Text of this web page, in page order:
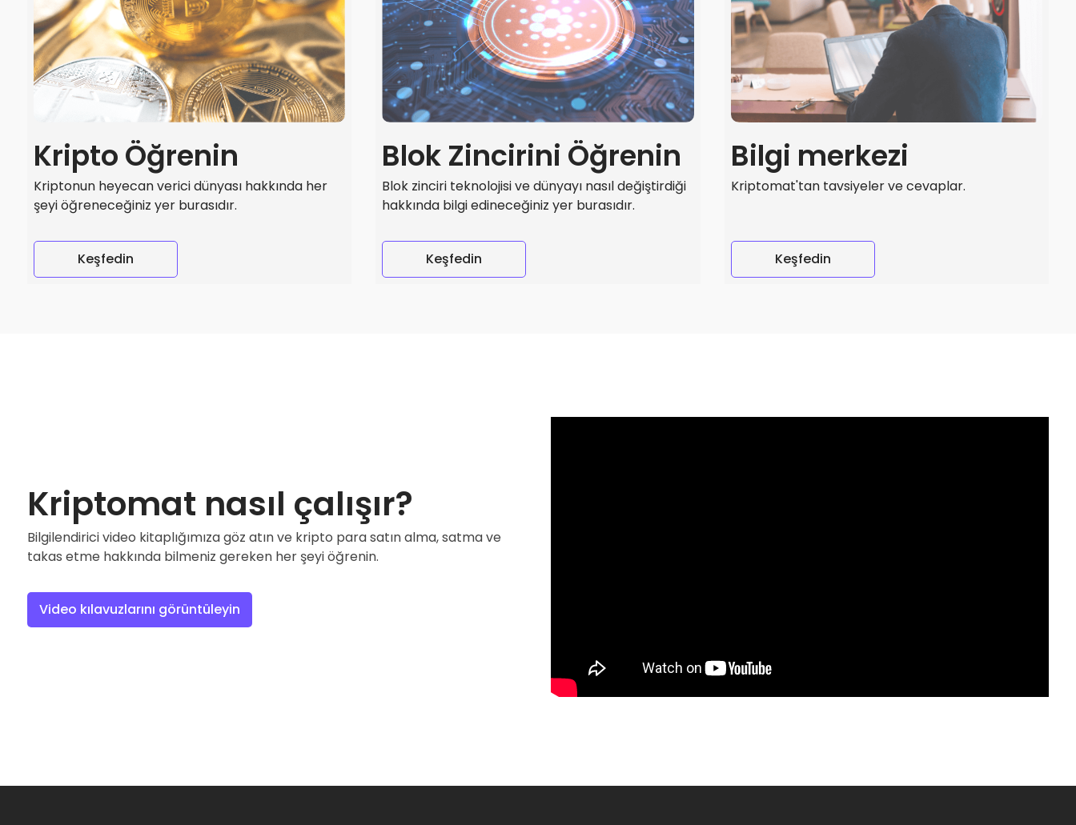
Kripto Öğrenin
Kriptonun heyecan verici dünyası hakkında her
şeyi öğreneceğiniz yer burasıdır.
Keşfedin
Blok Zincirini Öğrenin
Blok zinciri teknolojisi ve dünyayı nasıl değiştirdiği
hakkında bilgi edineceğiniz yer burasıdır.
Keşfedin
Bilgi merkezi
Kriptomat'tan tavsiyeler ve cevaplar.
Keşfedin
Kriptomat nasıl çalışır?
Bilgilendirici video kitaplığımıza göz atın ve kripto para satın alma, satma ve
takas etme hakkında bilmeniz gereken her şeyi öğrenin.
Video kılavuzlarını görüntüleyin